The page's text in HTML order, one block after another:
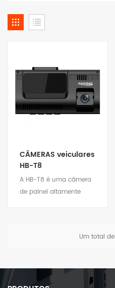
CÂMERAS veiculares
HB-T8
A HB-T8 é uma câmera
de painel altamente
canais de entrada de
direção e podem
Um total de